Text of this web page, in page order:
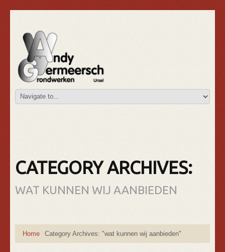
CATEGORY ARCHIVES:
WAT KUNNEN WIJ AANBIEDEN
Home Category Archives: "wat kunnen wij aanbieden"